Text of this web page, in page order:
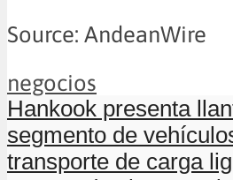
Source: AndeanWire
negocios
Hankook presenta
segmento de
transporte de carga